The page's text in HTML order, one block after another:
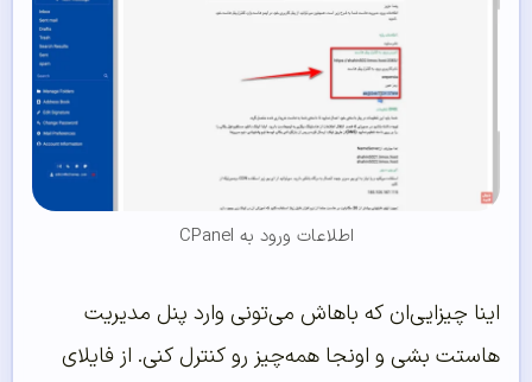
اطلاعات ورود به CPanel
اینا چیزایی‌ان که باهاش می‌تونی وارد پنل مدیریت
هاستت بشی و اونجا همه‌چیز رو کنترل کنی. از فایلای